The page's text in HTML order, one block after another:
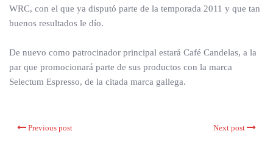
WRC, con el que ya disputó parte de la temporada 2011 y que tan
buenos resultados le dío.
De nuevo como patrocinador principal estará Café Candelas, a la
par que promocionará parte de sus productos con la marca
Selectum Espresso, de la citada marca gallega.
Previous post Next post